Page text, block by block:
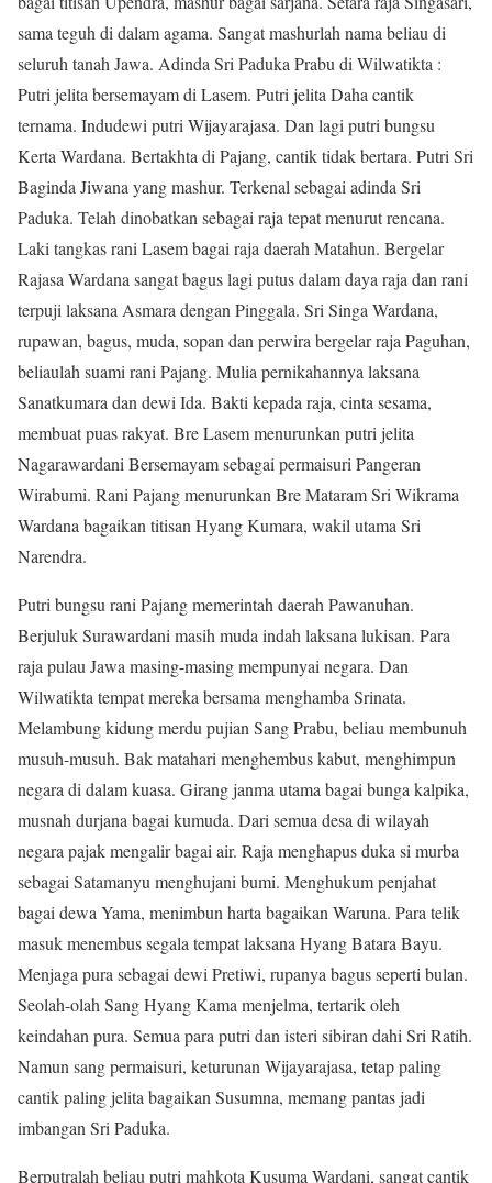
sama teguh di dalam agama. Sangat mashurlah nama beliau di
seluruh tanah Jawa. Adinda Sri Paduka Prabu di Wilwatikta :
Putri jelita bersemayam di Lasem. Putri jelita Daha cantik
ternama. Indudewi putri Wijayarajasa. Dan lagi putri bungsu
Kerta Wardana. Bertakhta di Pajang, cantik tidak bertara. Putri Sri
Baginda Jiwana yang mashur. Terkenal sebagai adinda Sri
Paduka. Telah dinobatkan sebagai raja tepat menurut rencana.
Laki tangkas rani Lasem bagai raja daerah Matahun. Bergelar
Rajasa Wardana sangat bagus lagi putus dalam daya raja dan rani
terpuji laksana Asmara dengan Pinggala. Sri Singa Wardana,
rupawan, bagus, muda, sopan dan perwira bergelar raja Paguhan,
beliaulah suami rani Pajang. Mulia pernikahannya laksana
Sanatkumara dan dewi Ida. Bakti kepada raja, cinta sesama,
membuat puas rakyat. Bre Lasem menurunkan putri jelita
Nagarawardani Bersemayam sebagai permaisuri Pangeran
Wirabumi. Rani Pajang menurunkan Bre Mataram Sri Wikrama
Wardana bagaikan titisan Hyang Kumara, wakil utama Sri
Narendra.
Putri bungsu rani Pajang memerintah daerah Pawanuhan.
Berjuluk Surawardani masih muda indah laksana lukisan. Para
raja pulau Jawa masing-masing mempunyai negara. Dan
Wilwatikta tempat mereka bersama menghamba Srinata.
Melambung kidung merdu pujian Sang Prabu, beliau membunuh
musuh-musuh. Bak matahari menghembus kabut, menghimpun
negara di dalam kuasa. Girang janma utama bagai bunga kalpika,
musnah durjana bagai kumuda. Dari semua desa di wilayah
negara pajak mengalir bagai air. Raja menghapus duka si murba
sebagai Satamanyu menghujani bumi. Menghukum penjahat
bagai dewa Yama, menimbun harta bagaikan Waruna. Para telik
masuk menembus segala tempat laksana Hyang Batara Bayu.
Menjaga pura sebagai dewi Pretiwi, rupanya bagus seperti bulan.
Seolah-olah Sang Hyang Kama menjelma, tertarik oleh
keindahan pura. Semua para putri dan isteri sibiran dahi Sri Ratih.
Namun sang permaisuri, keturunan Wijayarajasa, tetap paling
cantik paling jelita bagaikan Susumna, memang pantas jadi
imbangan Sri Paduka.
Berputralah beliau putri mahkota Kusuma Wardani, sangat cantik